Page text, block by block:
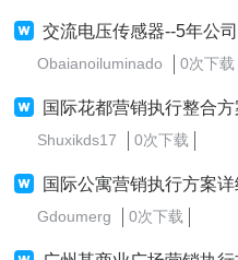
交流电压传感器--5年公
Obaianoiluminado 0次下载
国际花都营销执行整合方
Shuxikds17 0次下载
国际公寓营销执行方案详
Gdoumerg 0次下载